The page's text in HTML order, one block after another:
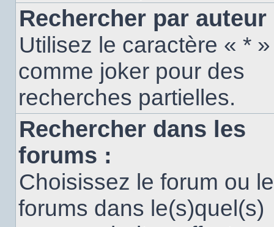
Rechercher par auteur
Utilisez le caractère « * »
comme joker pour des
recherches partielles.
Rechercher dans les
forums :
Choisissez le forum ou
forums dans le(s)quel(s)